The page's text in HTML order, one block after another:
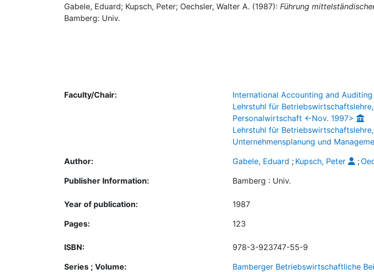
Gabele, Eduard; Kupsch, Peter; Oechsler, Walter A. (1987): Führung
Bamberg: Univ.
Faculty/Chair:
International Accounting and Auditing
Lehrstuhl für
Personalwirtschaft <-Nov. 1997>
Lehrstuhl für
Unternehmensplanung und
Author:
Gabele, Eduard ; Kupsch, Peter ;
Publisher Information:
Bamberg : Univ.
Year of publication:
1987
Pages:
123
ISBN:
978-3-923747-55-9
Series ; Volume:
Bamberger Betriebswirtschaftliche